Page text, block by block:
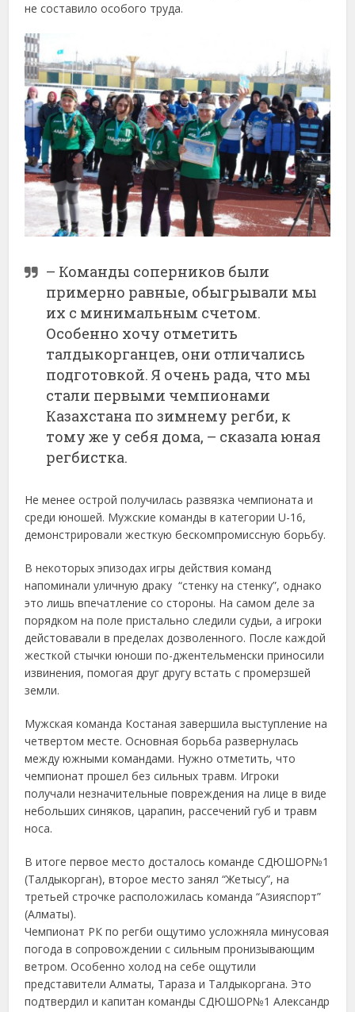
не составило особого труда.
– Команды соперников были
примерно равные, обыгрывали мы
их с минимальным счетом.
Особенно хочу отметить
талдыкорганцев, они отличались
подготовкой. Я очень рада, что мы
стали первыми чемпионами
Казахстана по зимнему регби, к
тому же у себя дома, – сказала юная
регбистка.
Не менее острой получилась развязка чемпионата и
среди юношей. Мужские команды в категории U-16,
демонстрировали жесткую бескомпромиссную борьбу.
В некоторых эпизодах игры действия команд
напоминали уличную драку “стенку на стенку”, однако
это лишь впечатление со стороны. На самом деле за
порядком на поле пристально следили судьи, а игроки
дейстовавали в пределах дозволенного. После каждой
жесткой стычки юноши по-джентельменски приносили
извинения, помогая друг другу встать с промерзшей
земли.
Мужская команда Костаная завершила выступление на
четвертом месте. Основная борьба развернулась
между южными командами. Нужно отметить, что
чемпионат прошел без сильных травм. Игроки
получали незначительные повреждения на лице в виде
небольших синяков, царапин, рассечений губ и травм
носа.
В итоге первое место досталось команде СДЮШОР№1
(Талдыкорган), второе место занял “Жетысу”, на
третьей строчке расположилась команда “Азияспорт”
(Алматы).
Чемпионат РК по регби ощутимо усложняла минусовая
погода в сопровождении с сильным пронизывающим
ветром. Особенно холод на себе ощутили
представители Алматы, Тараза и Талдыкоргана. Это
подтвердил и капитан команды СДЮШОР№1 Александр